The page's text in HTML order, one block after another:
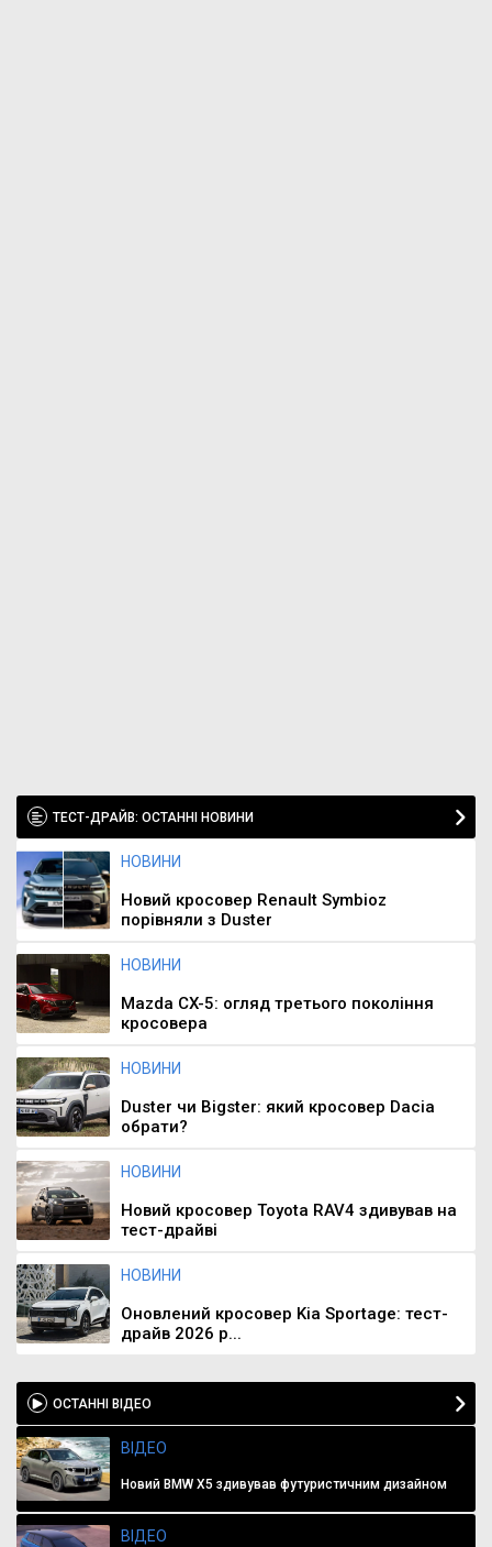
ТЕСТ-ДРАЙВ: ОСТАННІ НОВИНИ
НОВИНИ
Новий кросовер Renault Symbioz
порівняли з Duster
НОВИНИ
Mazda CX-5: огляд третього покоління
кросовера
НОВИНИ
Duster чи Bigster: який кросовер Dacia
обрати?
НОВИНИ
Новий кросовер Toyota RAV4 здивував на
тест-драйві
НОВИНИ
Оновлений кросовер Kia Sportage: тест-
драйв 2026 р...
ОСТАННІ ВІДЕО
ВІДЕО
Новий BMW X5 здивував футуристичним дизайном
ВІДЕО